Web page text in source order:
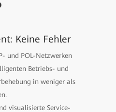
Keine Fehler
und POL-Netzwerken
Betriebs- und
in weniger als
visualisierte Service-